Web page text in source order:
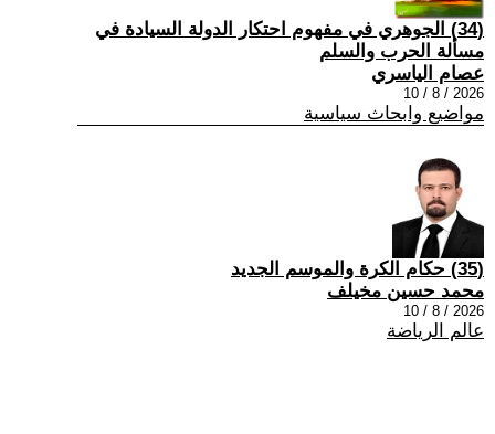
(34) الجوهري في مفهوم احتكار الدولة السيادة في
مسألة الحرب والسلم
عصام الياسري
2026 / 8 / 10
مواضيع وابحاث سياسية
(35) حكام الكرة والموسم الجديد
محمد حسين مخيلف
2026 / 8 / 10
عالم الرياضة